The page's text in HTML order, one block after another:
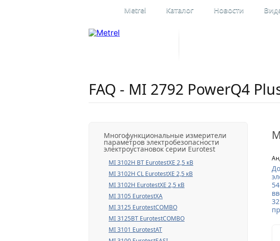
Metrel Каталог Новости
FAQ - MI 2792 PowerQ4
Многофункциональные измерители
параметров электробезопасности
электроустановок серии Eurotest
MI 3102H BT EurotestXE 2,5 кВ
MI 3102H CL EurotestXE 2,5 кВ
MI 3102H EurotestXE 2,5 кВ
MI 3105 EurotestXA
MI 3125 EurotestCOMBO
MI 3125BT EurotestCOMBO
MI 3101 EurotestAT